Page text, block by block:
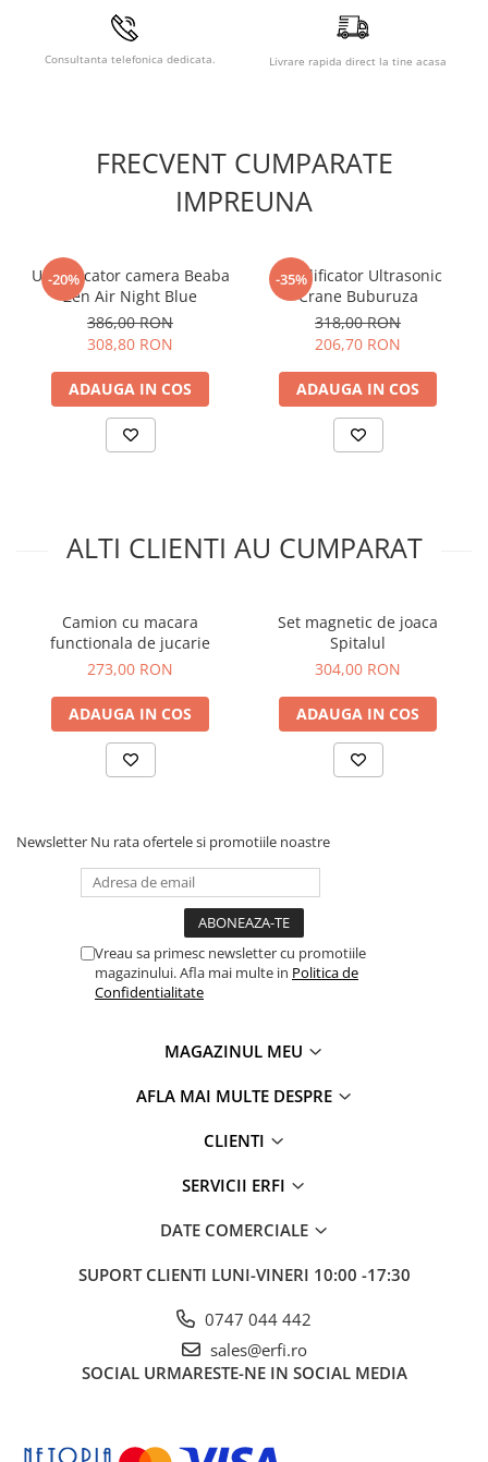
Consultanta telefonica dedicata. Livrare rapida direct la tine acasa
FRECVENT CUMPARATE
IMPREUNA
-20%
Umidificator camera Beaba
Zen Air Night Blue
386,00 RON
308,80 RON
ADAUGA IN COS
-35%
Umidificator Ultrasonic
Crane Buburuza
318,00 RON
206,70 RON
ADAUGA IN COS
ALTI CLIENTI AU CUMPARAT
Camion cu macara
functionala de jucarie
273,00 RON
ADAUGA IN COS
Set magnetic de joaca
Spitalul
304,00 RON
ADAUGA IN COS
Newsletter Nu rata ofertele si promotiile noastre
Vreau sa primesc newsletter cu promotiile
magazinului. Afla mai multe in Politica de
Confidentialitate
MAGAZINUL MEU
AFLA MAI MULTE DESPRE
CLIENTI
SERVICII ERFI
DATE COMERCIALE
SUPORT CLIENTI LUNI-VINERI 10:00 -17:30
0747 044 442
sales@erfi.ro
SOCIAL URMARESTE-NE IN SOCIAL MEDIA